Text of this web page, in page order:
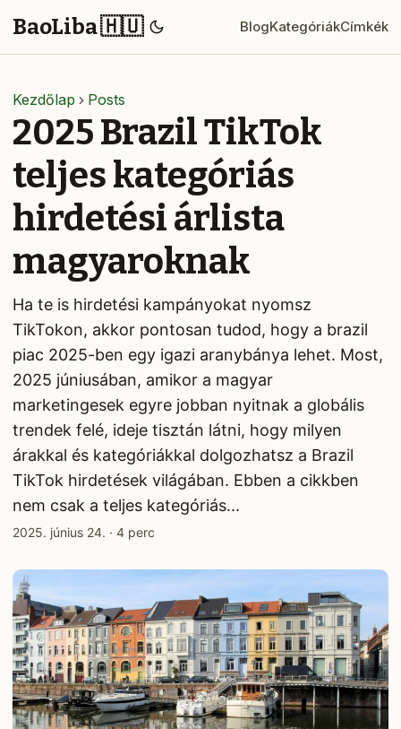
BaoLiba 🇭🇺 BlogKategóriákCímkék
Kezdőlap Posts
2025 Brazil TikTok
teljes kategóriás
hirdetési árlista
magyaroknak
Ha te is hirdetési kampányokat nyomsz
TikTokon, akkor pontosan tudod, hogy a brazil
piac 2025-ben egy igazi aranybánya lehet. Most,
2025 júniusában, amikor a magyar
marketingesek egyre jobban nyitnak a globális
trendek felé, ideje tisztán látni, hogy milyen
árakkal és kategóriákkal dolgozhatsz a Brazil
TikTok hirdetések világában. Ebben a cikkben
nem csak a teljes kategóriás...
2025. június 24. · 4 perc